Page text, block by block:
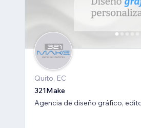
Quito, EC
321Make
Agencia de diseño gráfico,